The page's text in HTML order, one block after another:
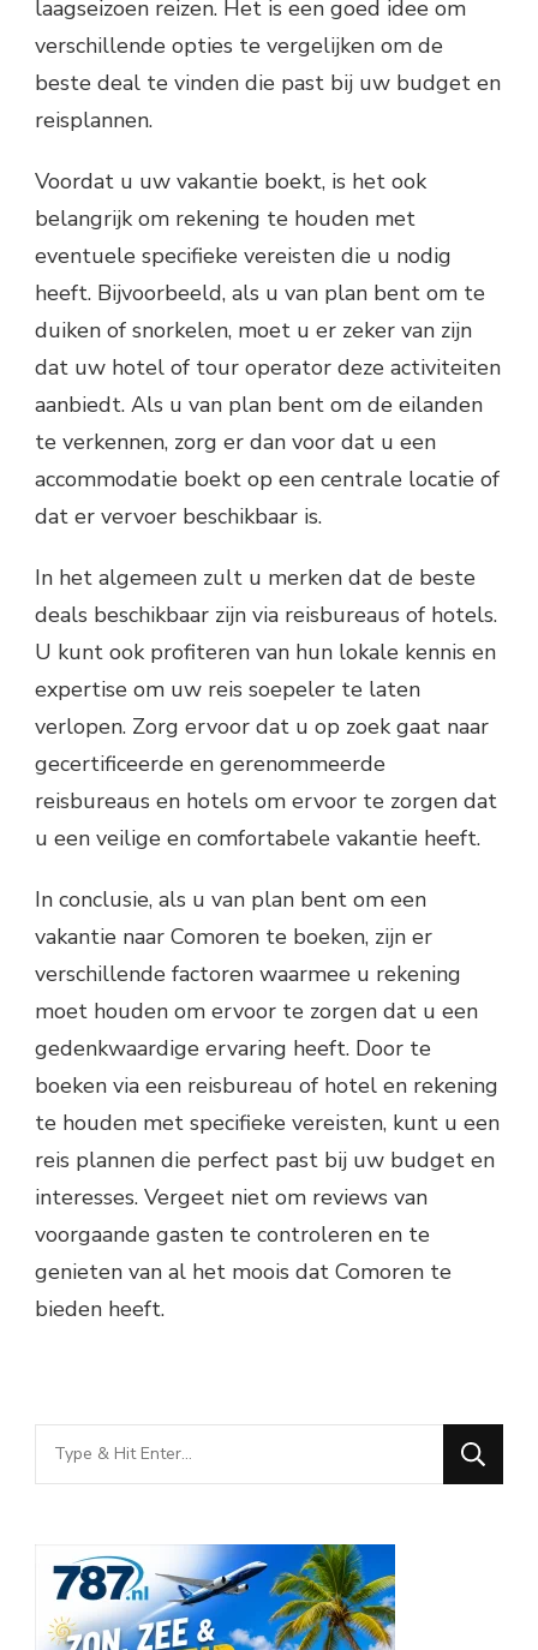
laagseizoen reizen. Het is een goed idee om
verschillende opties te vergelijken om de
beste deal te vinden die past bij uw budget en
reisplannen.
Voordat u uw vakantie boekt, is het ook
belangrijk om rekening te houden met
eventuele specifieke vereisten die u nodig
heeft. Bijvoorbeeld, als u van plan bent om te
duiken of snorkelen, moet u er zeker van zijn
dat uw hotel of tour operator deze activiteiten
aanbiedt. Als u van plan bent om de eilanden
te verkennen, zorg er dan voor dat u een
accommodatie boekt op een centrale locatie of
dat er vervoer beschikbaar is.
In het algemeen zult u merken dat de beste
deals beschikbaar zijn via reisbureaus of hotels.
U kunt ook profiteren van hun lokale kennis en
expertise om uw reis soepeler te laten
verlopen. Zorg ervoor dat u op zoek gaat naar
gecertificeerde en gerenommeerde
reisbureaus en hotels om ervoor te zorgen dat
u een veilige en comfortabele vakantie heeft.
In conclusie, als u van plan bent om een
vakantie naar Comoren te boeken, zijn er
verschillende factoren waarmee u rekening
moet houden om ervoor te zorgen dat u een
gedenkwaardige ervaring heeft. Door te
boeken via een reisbureau of hotel en rekening
te houden met specifieke vereisten, kunt u een
reis plannen die perfect past bij uw budget en
interesses. Vergeet niet om reviews van
voorgaande gasten te controleren en te
genieten van al het moois dat Comoren te
bieden heeft.
Looking
for